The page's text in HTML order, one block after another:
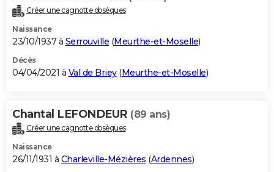
Créer une cagnotte obsèques
Naissance
23/10/1937 à Serrouville (Meurthe-et-Moselle)
Décès
04/04/2021 à Val de Briey(Meurthe-et-Moselle)
Chantal LEFONDEUR (89 ans)
Créer une cagnotte obsèques
Naissance
26/11/1931 à Charleville-Mézières (Ardennes)